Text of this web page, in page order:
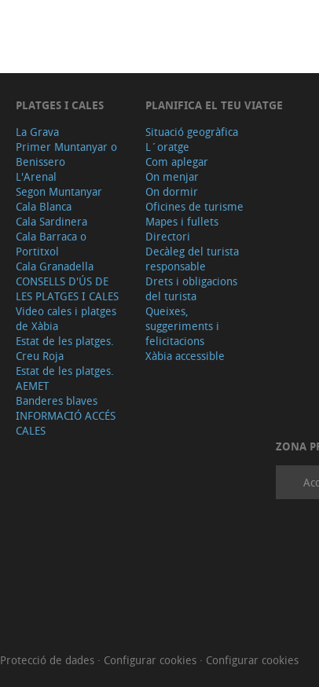
PLATGES I CALES
La Grava
Primer Muntanyar o
Benissero
L'Arenal
Segon Muntanyar
Cala Blanca
Cala Sardinera
Cala Barraca o
Portitxol
Cala Granadella
CONSELLS D'ÚS DE
LES PLATGES I CALES
Video cales i platges
de Xàbia
Estat de les platges.
Creu Roja
Estat de les platges.
AEMET
Banderes blaves
INFORMACIÓ ACCÉS
CALES
PLANIFICA EL TEU VIATGE
Situació geogràfica
L´oratge
Com aplegar
On menjar
On dormir
Oficines de turisme
Mapes i fullets
Directori
Decàleg del turista
responsable
Drets i obligacions
del turista
Queixes,
suggeriments i
felicitacions
Xàbia accessible
ZONA
Protecció de dades · Configurar cookies · Configurar cookies